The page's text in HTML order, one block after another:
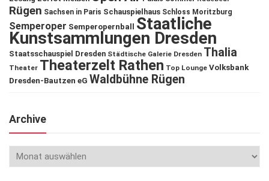
Rügen Sachsen in Paris Schauspielhaus Schloss Moritzburg
Semperoper Semperopernball Staatliche
Kunstsammlungen Dresden
Staatsschauspiel Dresden Städtische Galerie Dresden Thalia
Theater Theaterzelt Rathen Top Lounge Volksbank
Dresden-Bautzen eG Waldbühne Rügen
Archive